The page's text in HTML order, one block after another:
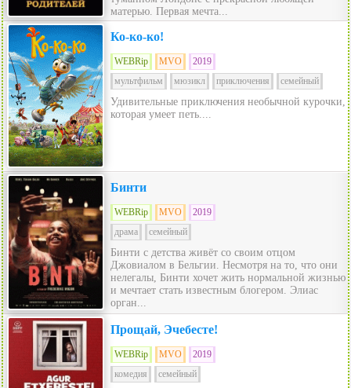
матерью. Первая мечта...
Ко-ко-ко!
WEBRip MVO
2019
мультфильм
мюзикл приключения семейный
Удивительные приключения необычной курочки,
которая умеет петь....
Бинти
WEBRip MVO
2019
драма
семейный
Бинти с детства живёт со своим отцом
Джовиалом в Бельгии. Несмотря на то, что они
нелегалы, Бинти хочет жить нормальной жизнью
и мечтает стать известным блогером. Элиас
орган...
Прощай, Эчебесте!
WEBRip MVO
2019
комедия
семейный